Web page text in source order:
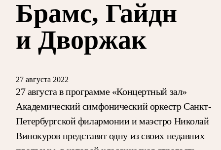
Брамс, Гайдн
и Дворжак
27 августа 2022
27 августа в программе «Концертный зал»
Академический симфонический оркестр Санкт-
Петербургской филармонии и маэстро Николай
Винокуров представят одну из своих недавних